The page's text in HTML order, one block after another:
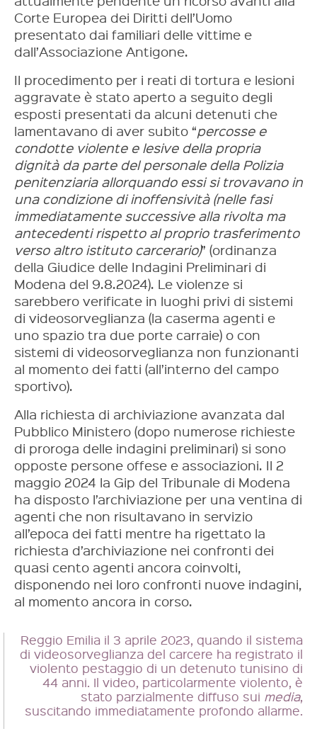
Corte Europea dei Diritti dell’Uomo
presentato dai familiari delle vittime e
dall’Associazione Antigone.
Il procedimento per i reati di tortura e lesioni
aggravate è stato aperto a seguito degli
esposti presentati da alcuni detenuti che
lamentavano di aver subito “percosse e
condotte violente e lesive della propria
dignità da parte del personale della Polizia
penitenziaria allorquando essi si trovavano in
una condizione di inoffensività (nelle fasi
immediatamente successive alla rivolta ma
antecedenti rispetto al proprio trasferimento
verso altro istituto carcerario)” (ordinanza
della Giudice delle Indagini Preliminari di
Modena del 9.8.2024). Le violenze si
sarebbero verificate in luoghi privi di sistemi
di videosorveglianza (la caserma agenti e
uno spazio tra due porte carraie) o con
sistemi di videosorveglianza non funzionanti
al momento dei fatti (all’interno del campo
sportivo).
Alla richiesta di archiviazione avanzata dal
Pubblico Ministero (dopo numerose richieste
di proroga delle indagini preliminari) si sono
opposte persone offese e associazioni. Il 2
maggio 2024 la Gip del Tribunale di Modena
ha disposto l’archiviazione per una ventina di
agenti che non risultavano in servizio
all’epoca dei fatti mentre ha rigettato la
richiesta d’archiviazione nei confronti dei
quasi cento agenti ancora coinvolti,
disponendo nei loro confronti nuove indagini,
al momento ancora in corso.
Reggio Emilia il 3 aprile 2023, quando il sistema
di videosorveglianza del carcere ha registrato il
violento pestaggio di un detenuto tunisino di
44 anni. Il video, particolarmente violento, è
stato parzialmente diffuso sui media,
suscitando immediatamente profondo allarme.